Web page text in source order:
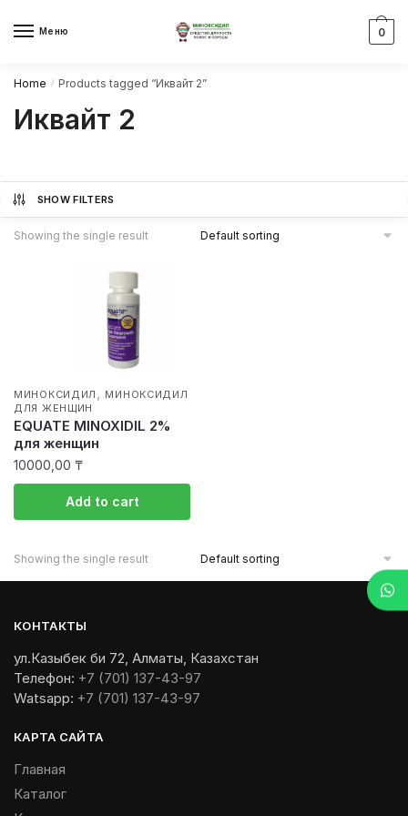
Меню 0
Home / Products tagged “Иквайт 2”
Иквайт 2
SHOW FILTERS
Showing the single result
МИНОКСИДИЛ , МИНОКСИДИЛ
ДЛЯ ЖЕНЩИН
EQUATE MINOXIDIL 2%
для женщин
10000,00 ₸
Add to cart
Showing the single result
КОНТАКТЫ
ул.Казыбек би 72, Алматы, Казахстан
Телефон: +7 (701) 137-43-97
Watsapp: +7 (701) 137-43-97
КАРТА САЙТА
Главная
Каталог